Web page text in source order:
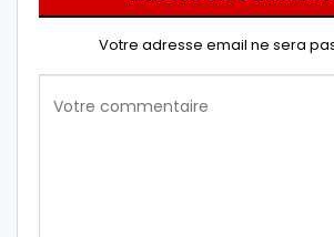
Votre adresse email ne sera